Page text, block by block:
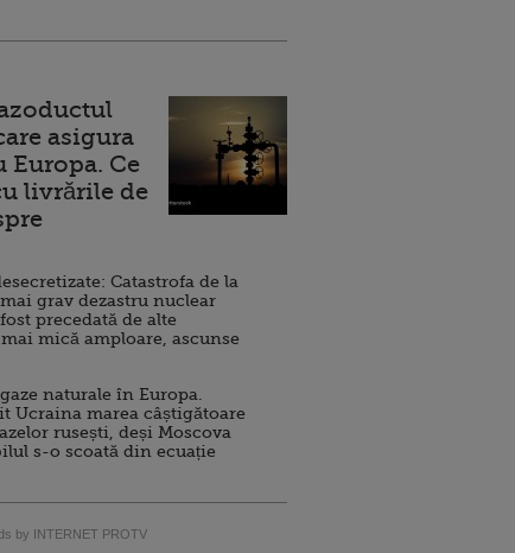
asigura
Europa. Ce
livrările de
Catastrofa de la
grav dezastru nuclear
precedată de alte
mică amploare, ascunse
naturale în Europa.
Ucraina marea câștigătoare
rusești, deși Moscova
s-o scoată din ecuație
by INTERNET PROTV